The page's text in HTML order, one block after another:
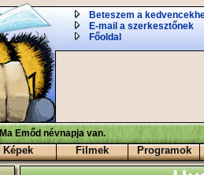
Beteszem a
E-mail a szerkesztőnek
Főoldal
Ma Emőd névnapja van.
Képek Filmek Programok